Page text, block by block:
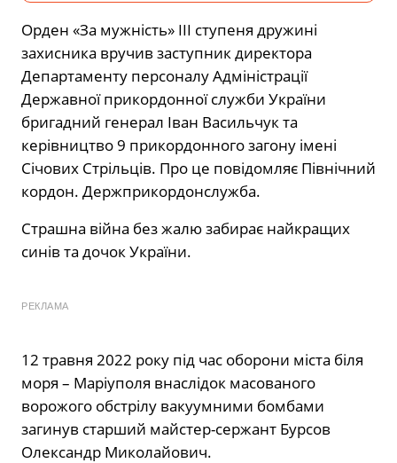
Орден «За мужність» ІІІ ступеня дружині
захисника вручив заступник директора
Департаменту персоналу Адміністрації
Державної прикордонної служби України
бригадний генерал Іван Васильчук та
керівництво 9 прикордонного загону імені
Січових Стрільців. Про це повідомляє Північний
кордон. Держприкордонслужба.
Страшна війна без жалю забирає найкращих
синів та дочок України.
РЕКЛАМА
12 травня 2022 року під час оборони міста біля
моря – Маріуполя внаслідок масованого
ворожого обстрілу вакуумними бомбами
загинув старший майстер-сержант Бурсов
Олександр Миколайович.